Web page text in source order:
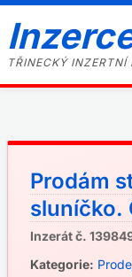
TŘINECKÝ INZERTNÍ
Prodám
sluníčko.
Inzerát č.
Kategorie: